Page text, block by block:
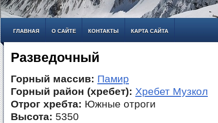
ГЛАВНАЯ О САЙТЕ КОНТАКТЫ КАРТА САЙТА
Разведочный
Горный массив: Памир
Горный район (хребет): Хребет Музкол
Отрог хребта: Южные отроги
Высота: 5350